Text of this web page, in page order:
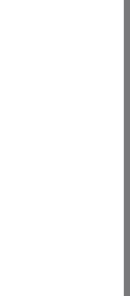
ティア等の受入れの
、人材育成活動等の
いと考えておりま